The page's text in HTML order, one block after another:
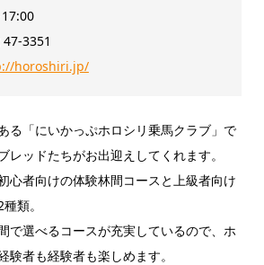
3351
horoshiri.jp/
る「にいかっぷホロシリ乗馬クラブ」で
レッドたちがお出迎えしてくれます。
心者向けの体験林間コースと上級者向け
類。
で選べるコースが充実しているので、ホ
験者も経験者も楽しめます。